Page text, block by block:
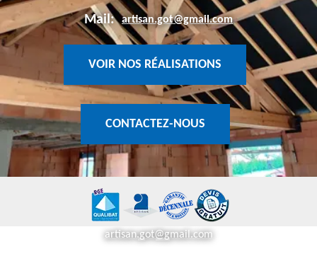
Mail: artisan.got@gmail.com
VOIR NOS RÉALISATIONS
CONTACTEZ-NOUS
artisan.got@gmail.com